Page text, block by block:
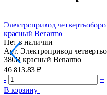
Электропривод
красный Benarmo
Нет в наличии
Арт. Электропривод
380В красный Benarmo
46 813.83 ₽
-
+
В корзину